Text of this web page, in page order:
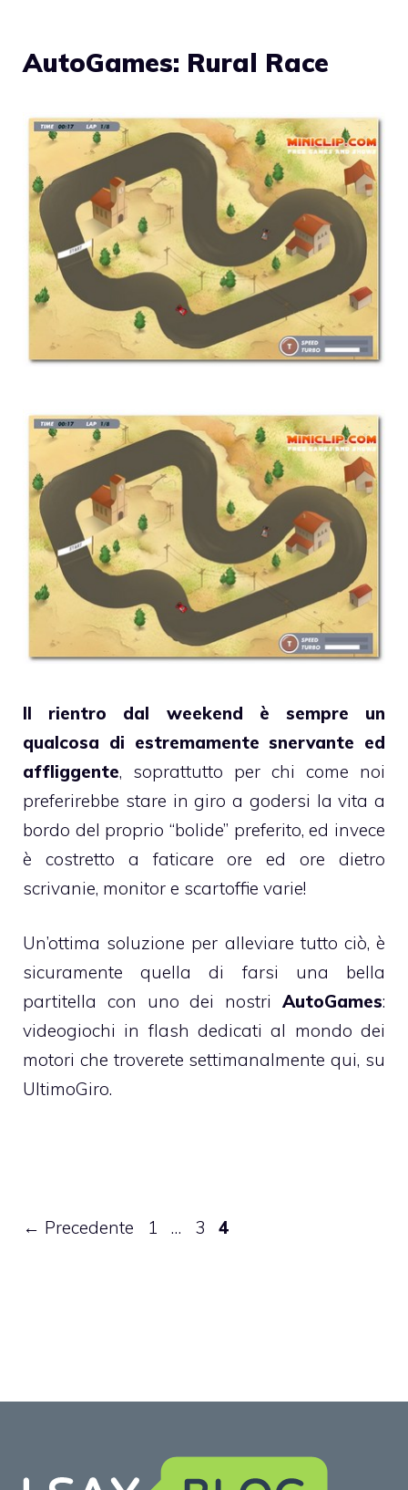
AutoGames: Rural Race
Il rientro dal weekend è sempre un
qualcosa di estremamente snervante ed
affliggente, soprattutto per chi come noi
preferirebbe stare in giro a godersi la vita a
bordo del proprio “bolide” preferito, ed invece
è costretto a faticare ore ed ore dietro
scrivanie, monitor e scartoffie varie!
Un’ottima soluzione per alleviare tutto ciò, è
sicuramente quella di farsi una bella
partitella con uno dei nostri AutoGames:
videogiochi in flash dedicati al mondo dei
motori che troverete settimanalmente qui, su
UltimoGiro.
← Precedente Pagina
1 … Pagina
3 Pagina
4